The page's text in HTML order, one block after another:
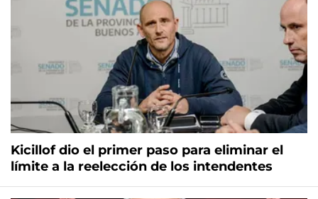
Kicillof dio el primer paso para eliminar el
límite a la reelección de los intendentes